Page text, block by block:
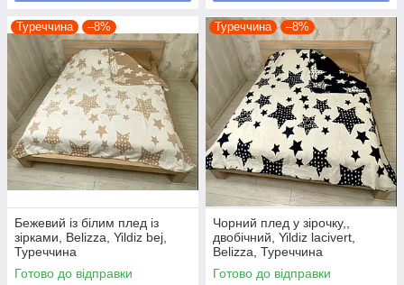
Туреччина –8%
Бежевий із білим плед із
зірками, Belizza, Yildiz bej,
Туреччина
Готово до відправки
Туреччина –8%
Чорний плед у зірочку,,
двобічний, Yildiz lacivert,
Belizza, Туреччина
Готово до відправки